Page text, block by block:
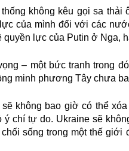
không kêu gọi sa thải
của mình đối với các
lực của Putin ở Nga,
– một bức tranh trong
minh phương Tây chưa
không bao giờ có thể
chí tự do. Ukraine sẽ
sống trong một thế giới